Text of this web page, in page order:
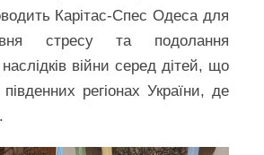
Карітас-Спес Одеса для
стресу та подолання
війни серед дітей, що
регіонах України, де